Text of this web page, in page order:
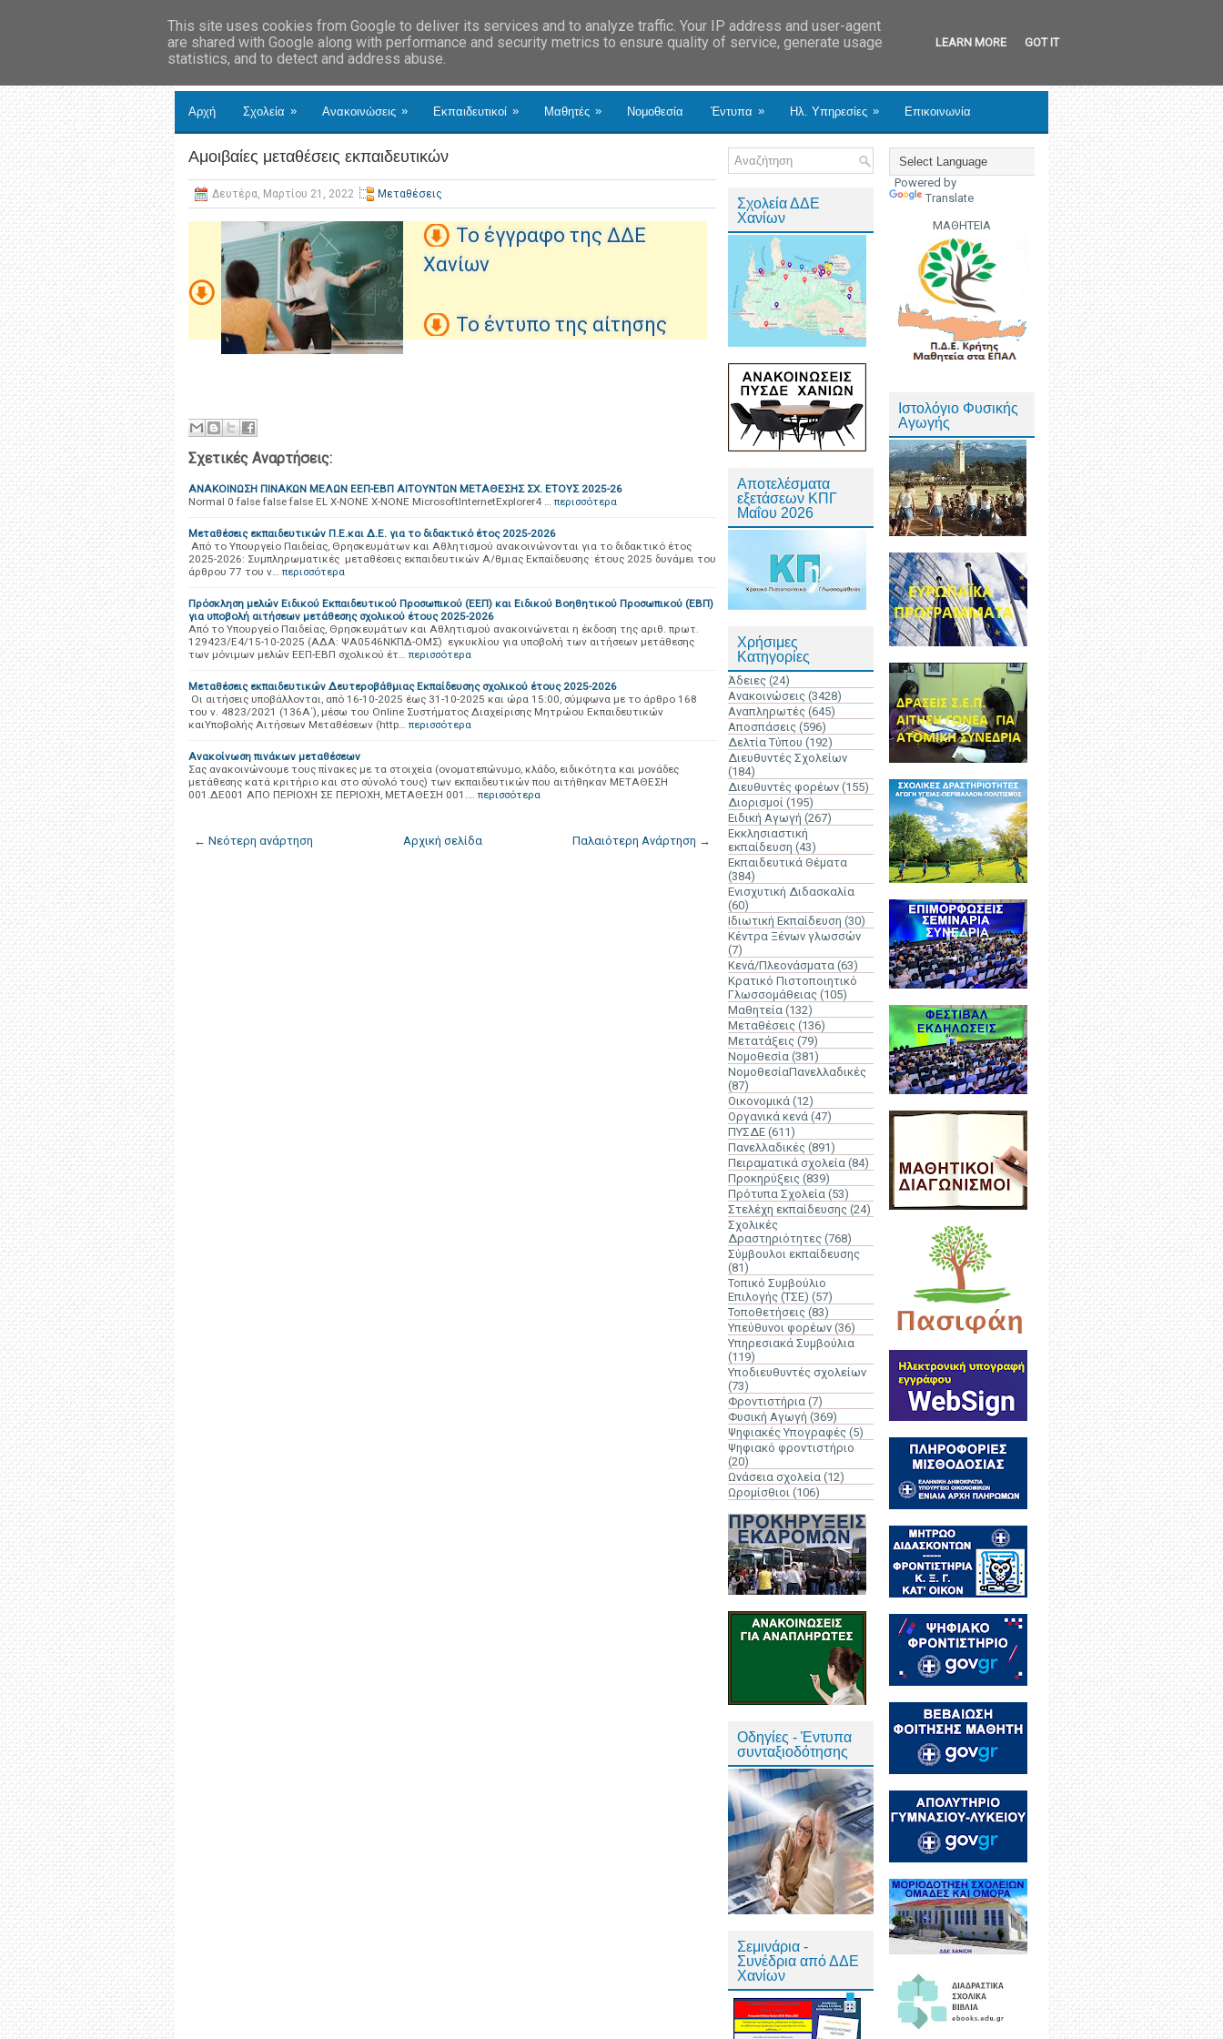
Αρχή Σχολεία » Ανακοινώσεις » Εκπαιδευτικοί » Μαθητές » Νομοθεσία Έντυπα » Ηλ. Υπηρεσίες » Επικοινωνία
Αμοιβαίες μεταθέσεις εκπαιδευτικών
Δευτέρα, Μαρτίου 21, 2022 Μεταθέσεις
Το έγγραφο της ΔΔΕ
Χανίων
Το έντυπο της αίτησης
Σχετικές Αναρτήσεις:
ΑΝΑΚΟΙΝΩΣΗ ΠΙΝΑΚΩΝ ΜΕΛΩΝ ΕΕΠ-ΕΒΠ ΑΙΤΟΥΝΤΩΝ ΜΕΤΑΘΕΣΗΣ ΣΧ. ΕΤΟΥΣ 2025-26
Normal 0 false false false EL X-NONE X-NONE MicrosoftInternetExplorer4 … περισσότερα
Μεταθέσεις εκπαιδευτικών Π.Ε.και Δ.Ε. για το διδακτικό έτος 2025-2026
Από το Υπουργείο Παιδείας, Θρησκευμάτων και Αθλητισμού ανακοινώνονται για το διδακτικό έτος
2025-2026: Συμπληρωματικές μεταθέσεις εκπαιδευτικών Α/θμιας Εκπαίδευσης έτους 2025 δυνάμει του
άρθρου 77 του ν… περισσότερα
Πρόσκληση μελών Ειδικού Εκπαιδευτικού Προσωπικού (ΕΕΠ) και Ειδικού Βοηθητικού Προσωπικού (ΕΒΠ)
για υποβολή αιτήσεων μετάθεσης σχολικού έτους 2025-2026
Από το Υπουργείο Παιδείας, Θρησκευμάτων και Αθλητισμού ανακοινώνεται η έκδοση της αριθ. πρωτ.
129423/Ε4/15-10-2025 (ΑΔΑ: ΨΑ0546ΝΚΠΔ-ΟΜΣ) εγκυκλίου για υποβολή των αιτήσεων μετάθεσης
των μόνιμων μελών ΕΕΠ-ΕΒΠ σχολικού έτ… περισσότερα
Μεταθέσεις εκπαιδευτικών Δευτεροβάθμιας Εκπαίδευσης σχολικού έτους 2025-2026
Οι αιτήσεις υποβάλλονται, από 16-10-2025 έως 31-10-2025 και ώρα 15:00, σύμφωνα με το άρθρο 168
του ν. 4823/2021 (136Α΄), μέσω του Online Συστήματος Διαχείρισης Μητρώου Εκπαιδευτικών
καιΥποβολής Αιτήσεων Μεταθέσεων (http… περισσότερα
Ανακοίνωση πινάκων μεταθέσεων
Σας ανακοινώνουμε τους πίνακες με τα στοιχεία (ονοματεπώνυμο, κλάδο, ειδικότητα και μονάδες
μετάθεσης κατά κριτήριο και στο σύνολό τους) των εκπαιδευτικών που αιτήθηκαν ΜΕΤΑΘΕΣΗ
001.ΔΕ001 ΑΠΟ ΠΕΡΙΟΧΗ ΣΕ ΠΕΡΙΟΧΗ, ΜΕΤΑΘΕΣΗ 001.… περισσότερα
← Νεότερη ανάρτηση Παλαιότερη Ανάρτηση →
Αρχική σελίδα
Σχολεία ΔΔΕ
Χανίων
Αποτελέσματα
εξετάσεων ΚΠΓ
Μαΐου 2026
Χρήσιμες
Κατηγορίες
Άδειες (24)
Ανακοινώσεις (3428)
Αναπληρωτές (645)
Αποσπάσεις (596)
Δελτία Τύπου (192)
Διευθυντές Σχολείων
(184)
Διευθυντές φορέων (155)
Διορισμοί (195)
Ειδική Αγωγή (267)
Εκκλησιαστική
εκπαίδευση (43)
Εκπαιδευτικά Θέματα
(384)
Ενισχυτική Διδασκαλία
(60)
Ιδιωτική Εκπαίδευση (30)
Κέντρα Ξένων γλωσσών
(7)
Κενά/Πλεονάσματα (63)
Κρατικό Πιστοποιητικό
Γλωσσομάθειας (105)
Μαθητεία (132)
Μεταθέσεις (136)
Μετατάξεις (79)
Νομοθεσία (381)
ΝομοθεσίαΠανελλαδικές
(87)
Οικονομικά (12)
Οργανικά κενά (47)
ΠΥΣΔΕ (611)
Πανελλαδικές (891)
Πειραματικά σχολεία (84)
Προκηρύξεις (839)
Πρότυπα Σχολεία (53)
Στελέχη εκπαίδευσης (24)
Σχολικές
Δραστηριότητες (768)
Σύμβουλοι εκπαίδευσης
(81)
Τοπικό Συμβούλιο
Επιλογής (ΤΣΕ) (57)
Τοποθετήσεις (83)
Υπεύθυνοι φορέων (36)
Υπηρεσιακά Συμβούλια
(119)
Υποδιευθυντές σχολείων
(73)
Φροντιστήρια (7)
Φυσική Αγωγή (369)
Ψηφιακές Υπογραφές (5)
Ψηφιακό φροντιστήριο
(20)
Ωνάσεια σχολεία (12)
Ωρομίσθιοι (106)
Οδηγίες - Έντυπα
συνταξιοδότησης
Σεμινάρια -
Συνέδρια από ΔΔΕ
Χανίων
Powered by
Translate
ΜΑΘΗΤΕΙΑ
Ιστολόγιο Φυσικής
Αγωγής
This site uses cookies from Google to deliver its services and to analyze traffic. Your IP address and user-agent
are shared with Google along with performance and security metrics to ensure quality of service, generate usage
statistics, and to detect and address abuse.
LEARN MORE GOT IT